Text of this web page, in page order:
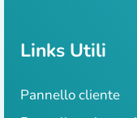
Links Utili
Pannello cliente